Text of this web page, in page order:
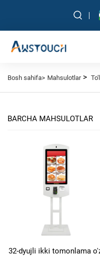
Bosh sahifa> Mahsulotlar>
BARCHA MAHSULOTLAR
32-dyujli ikki tomonlama